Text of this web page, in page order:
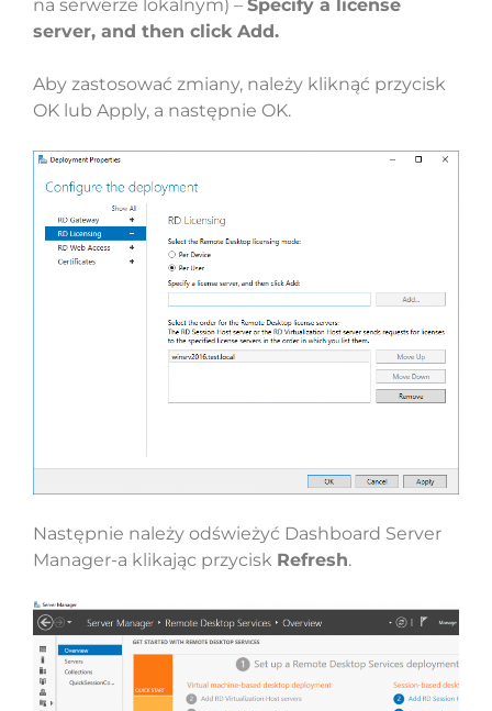
na serwerze lokalnym) – Specify a license
server, and then click Add.
Aby zastosować zmiany, należy kliknąć przycisk
OK lub Apply, a następnie OK.
Następnie należy odświeżyć Dashboard Server
Manager-a klikając przycisk Refresh.